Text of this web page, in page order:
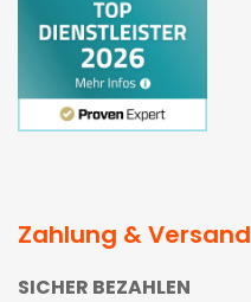
Zahlung & Versand
SICHER BEZAHLEN